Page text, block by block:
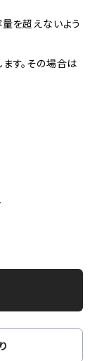
を超えないよう
す。その場合は